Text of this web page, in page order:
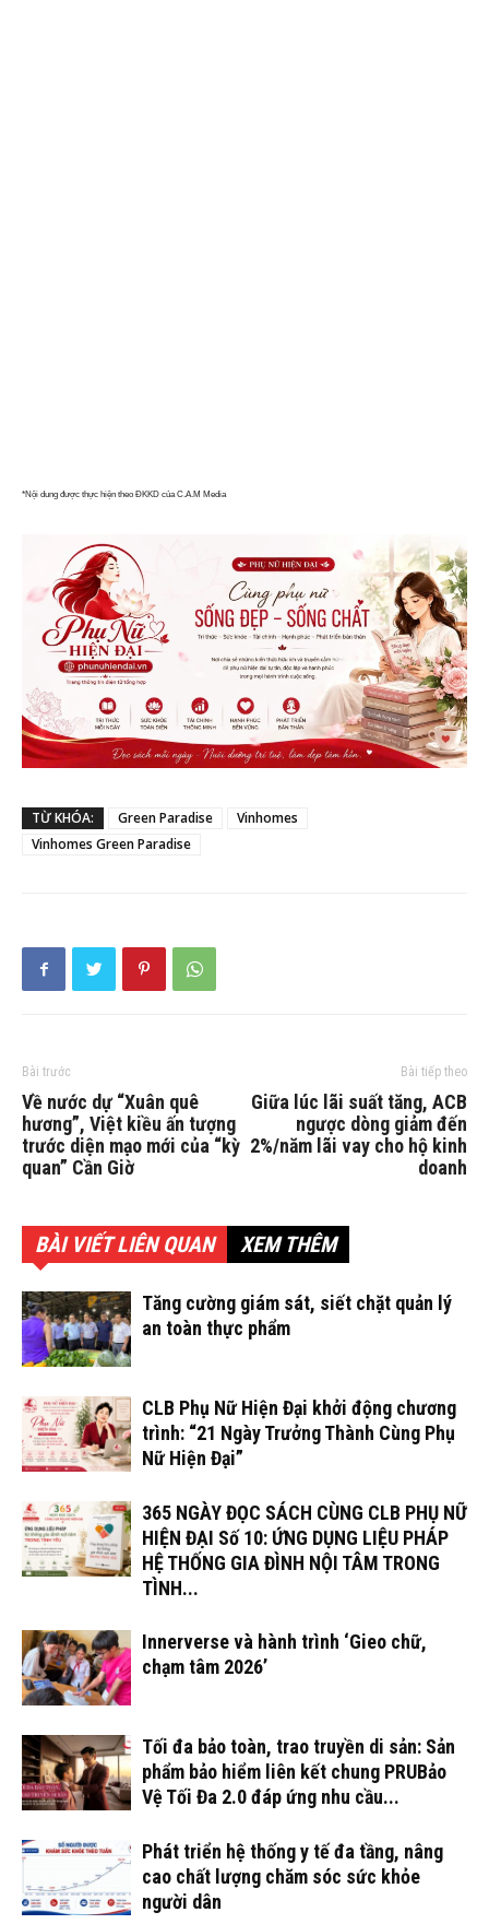
*Nội dung được thực hiện theo ĐKKD của C.A.M Media
TỪ KHÓA: Green Paradise
Vinhomes
Vinhomes Green Paradise
Bài trước
Về nước dự “Xuân quê
hương”, Việt kiều ấn tượng
trước diện mạo mới của “kỳ
quan” Cần Giờ
Bài tiếp theo
Giữa lúc lãi suất tăng, ACB
ngược dòng giảm đến
2%/năm lãi vay cho hộ kinh
doanh
BÀI VIẾT LIÊN QUAN XEM THÊM
Tăng cường giám sát, siết chặt quản lý
an toàn thực phẩm
CLB Phụ Nữ Hiện Đại khởi động chương
trình: “21 Ngày Trưởng Thành Cùng Phụ
Nữ Hiện Đại”
365 NGÀY ĐỌC SÁCH CÙNG CLB PHỤ NỮ
HIỆN ĐẠI Số 10: ỨNG DỤNG LIỆU PHÁP
HỆ THỐNG GIA ĐÌNH NỘI TÂM TRONG
TÌNH...
Innerverse và hành trình ‘Gieo chữ,
chạm tâm 2026’
Tối đa bảo toàn, trao truyền di sản: Sản
phẩm bảo hiểm liên kết chung PRUBảo
Vệ Tối Đa 2.0 đáp ứng nhu cầu...
Phát triển hệ thống y tế đa tầng, nâng
cao chất lượng chăm sóc sức khỏe
người dân